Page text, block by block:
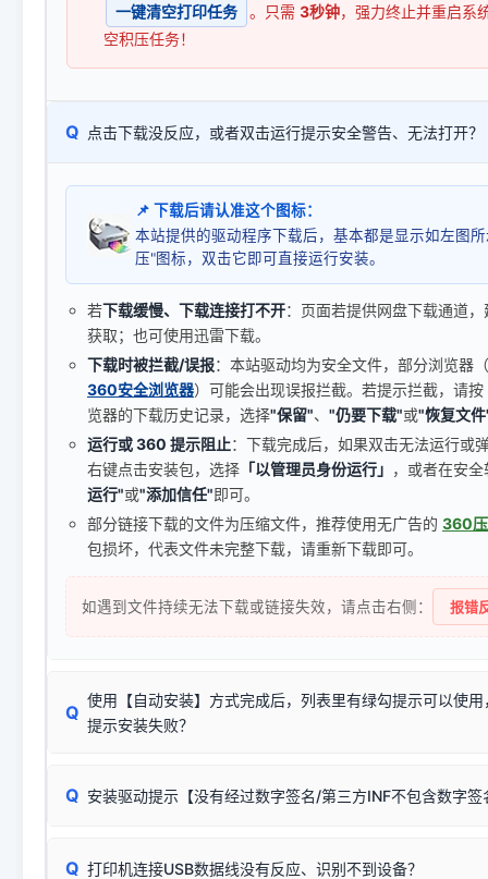
一键清空打印任务
。只需 3秒钟，强力终止并重启系
空积压任务！
Q 点击下载没反应，或者双击运行提示安全警告、无法打开？
📌 下载后请认准这个图标：
本站提供的驱动程序下载后，基本都是显示如左图
压"图标，双击它即可直接运行安装。
若下载缓慢、下载连接打不开：页面若提供网盘下载通道
获取；也可使用迅雷下载。
下载时被拦截/误报：本站驱动均为安全文件，部分浏览器
360安全浏览器）可能会出现误报拦截。若提示拦截，请按
览器的下载历史记录，选择"保留"、 "仍要下载"或"恢复文
运行或 360 提示阻止：下载完成后，如果双击无法运行或
右键点击安装包，选择 「以管理员身份运行」 ，或者在安
运行"或"添加信任"即可。
部分链接下载的文件为压缩文件，推荐使用无广告的 360
包损坏，代表文件未完整下载，请重新下载即可。
如遇到文件持续无法下载或链接失效，请点击右侧： 报错
Q
使用【自动安装】方式完成后，列表里有绿勾提示可以使
提示安装失败？
由于本站驱动包集成了32位和64位驱动，自动安装程序在运
✔ 可以使用了 ：代表与您当
Q 安装驱动提示【没有经过数字签名/第三方INF不包含数字
往往会弹出此类提示。
Q 打印机连接USB数据线没有反应、识别不到设备？